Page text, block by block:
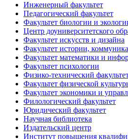
Инженерный факультет
Педагогический факультет
Факультет биологии и
Центр доуниверситетского
Факультет искусств и дизайна
Факультет истории,
Факультет математики и
Факультет психологии
Физико-технический
Факультет физической
Факультет экономики и
Филологический факультет
Юридический факультет
Научная библиотека
Издательский центр
Институт повышения